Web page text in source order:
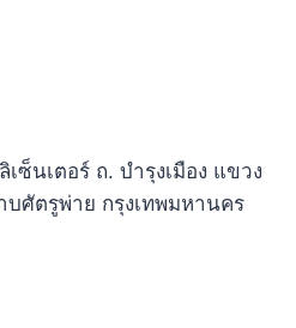
ซ็นเตอร์ ถ. บำรุงเมือง แขวง
ศัตรูพ่าย กรุงเทพมหานคร